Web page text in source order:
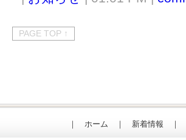
PAGE TOP ↑
｜ ホーム ｜ 新着情報 ｜